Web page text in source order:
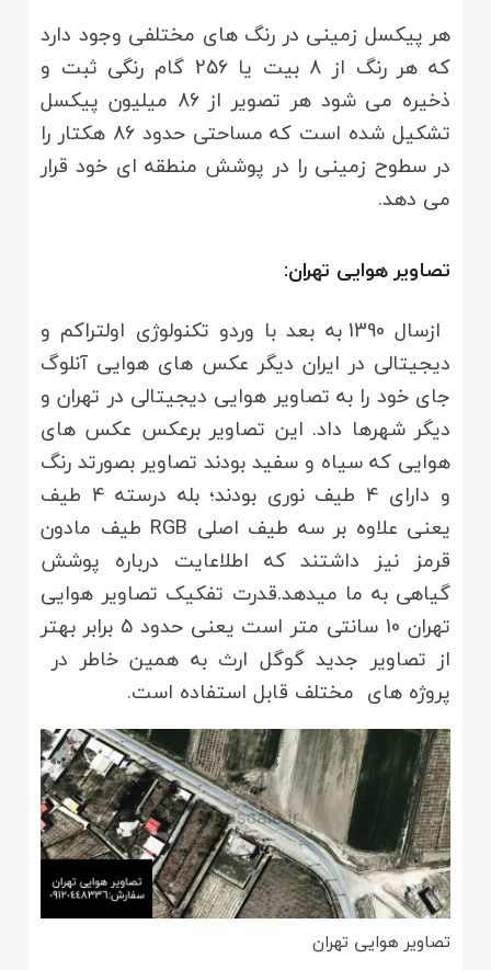
هر پیکسل زمینی در رنگ های مختلفی وجود دارد
که هر رنگ از 8 بیت یا 256 گام رنگی ثبت و
ذخیره می شود هر تصویر از 86 میلیون پیکسل
تشکیل شده است که مساحتی حدود 86 هکتار را
در سطوح زمینی را در پوشش منطقه ای خود قرار
می دهد.
تصاویر هوایی تهران:
ازسال 1390 به بعد با وردو تکنولوژی اولتراکم و
دیجیتالی در ایران دیگر عکس های هوایی آنلوگ
جای خود را به تصاویر هوایی دیجیتالی در تهران و
دیگر شهرها داد. این تصاویر برعکس عکس های
هوایی که سیاه و سفید بودند تصاویر بصورتد رنگ
و دارای 4 طیف نوری بودند؛ بله درسته 4 طیف
یعنی علاوه بر سه طیف اصلی RGB طیف مادون
قرمز نیز داشتند که اطلاعایت درباره پوشش
گیاهی به ما میدهد.قدرت تفکیک تصاویر هوایی
تهران 10 سانتی متر است یعنی حدود 5 برابر بهتر
از تصاویر جدید گوگل ارث به همین خاطر در
پروژه های مختلف قابل استفاده است.
تصاویر هوایی تهران